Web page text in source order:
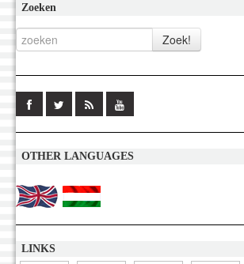
Zoeken
OTHER LANGUAGES
LINKS